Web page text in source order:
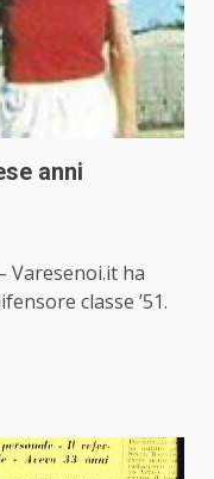
anni
Varesenoi.it ha
classe ’51.